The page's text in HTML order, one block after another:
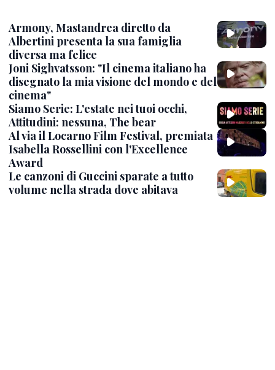
Armony, Mastandrea diretto da
Albertini presenta la sua famiglia
diversa ma felice
Joni Sighvatsson: "Il cinema italiano ha
disegnato la mia visione del mondo e del
cinema"
Siamo Serie: L'estate nei tuoi occhi,
Attitudini: nessuna, The bear
Al via il Locarno Film Festival, premiata
Isabella Rossellini con l'Excellence
Award
Le canzoni di Guccini sparate a tutto
volume nella strada dove abitava